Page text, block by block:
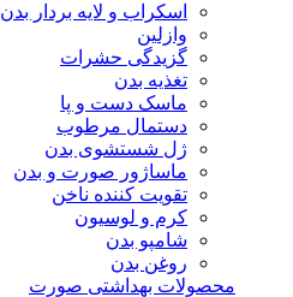
اسکراب و لایه بردار بدن
وازلین
گزیدگی حشرات
تغذیه بدن
ماسک دست و پا
دستمال مرطوب
ژل شستشوی بدن
ماساژور صورت و بدن
تقویت کننده ناخن
کرم و لوسیون
شامپو بدن
روغن بدن
محصولات بهداشتی صورت